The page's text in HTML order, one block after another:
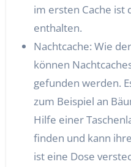
im ersten Cache ist
enthalten.
Nachtcache: Wie
können
gefunden werden.
zum Beispiel an
Hilfe einer
finden und kann
ist eine Dose